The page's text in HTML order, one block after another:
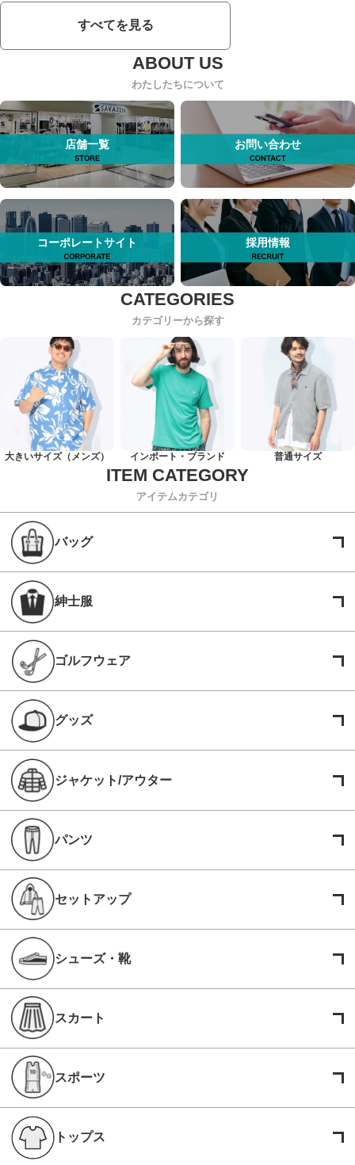
すべてを見る
わたしたちについて
店舗一覧 お問い合わせ
コーポレートサイト 採用情報
カテゴリーから探す
大きいサイズ（メンズ） インポート・ブランド 普通サイズ
アイテムカテゴリ
バッグ
紳士服
ゴルフウェア
グッズ
ジャケット/アウター
パンツ
セットアップ
シューズ・靴
スカート
スポーツ
トップス